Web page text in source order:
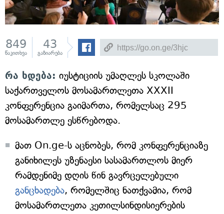
849
წაკითხვა
43
გაზიარება
რა ხდება: იუსტიციის უმაღლეს სკოლაში
საქართველოს მოსამართლეთა XXXII
კონფერენცია გაიმართა, რომელსაც 295
მოსამართლე ესწრებოდა.
მათ On.ge-ს აცნობეს, რომ კონფერენციაზე
განიხილეს უზენაესი სასამართლოს მიერ
რამდენიმე დღის წინ გავრცელებული
განცხადება, რომელშიც ნათქვამია, რომ
მოსამართლეთა კეთილსინდისიერების